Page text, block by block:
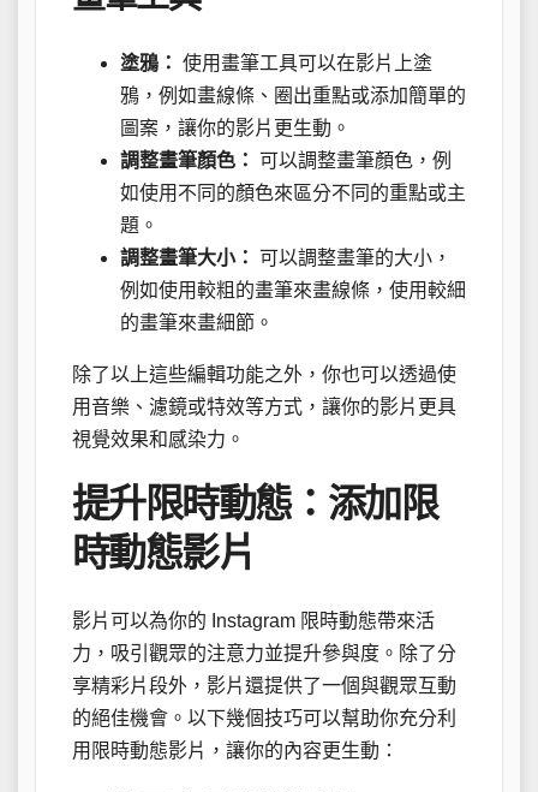
塗鴉： 使用畫筆工具可以在影片上塗
鴉，例如畫線條、圈出重點或添加簡單的
圖案，讓你的影片更生動。
調整畫筆顏色： 可以調整畫筆顏色，例
如使用不同的顏色來區分不同的重點或主
題。
調整畫筆大小： 可以調整畫筆的大小，
例如使用較粗的畫筆來畫線條，使用較細
的畫筆來畫細節。
除了以上這些編輯功能之外，你也可以透過使
用音樂、濾鏡或特效等方式，讓你的影片更具
視覺效果和感染力。
提升限時動態：添加限
時動態影片
影片可以為你的 Instagram 限時動態帶來活
力，吸引觀眾的注意力並提升參與度。除了分
享精彩片段外，影片還提供了一個與觀眾互動
的絕佳機會。以下幾個技巧可以幫助你充分利
用限時動態影片，讓你的內容更生動：